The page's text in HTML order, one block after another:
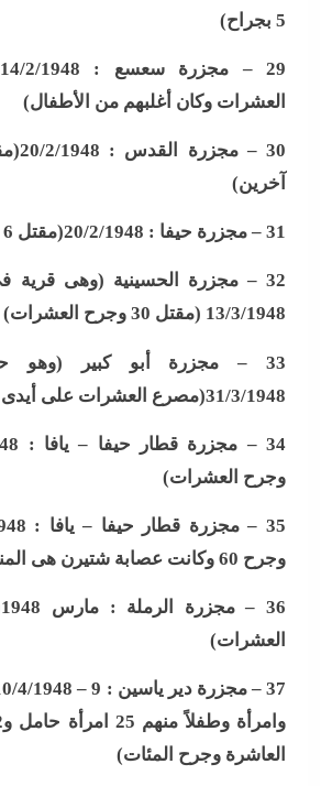
5 بجراح
)
29 –
العشرات وكان أغلبهم من الأطفال)
30 –
آخرين)
31 – مجزرة حيفا : 20/2/1948(مقتل 6 وجرح 30
32 –
مجزرة الحسينية (وهى
13/3/1948 (مقتل 30 وجرح العشرات
)
33 –
مجزرة أبو كبير
31/3/1948(مصرع العشرات على أيدى الهاجاناة
34 –
وجرح العشرات)
35 –
وجرح 60 وكانت عصابة شتيرن هى المنفذة
36 –
العشرات)
37 –
العاشرة وجرح المئات)